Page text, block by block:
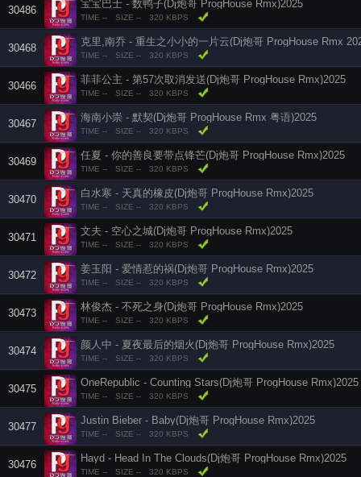
30486
宝宝巴士 - 数鸭子(Dj炮哥 ProgHouse Rmx)2025
TIME -- SIZE -- 320 KBPS
30468
克里,南乔 - 重生之小小的一片云(Dj炮哥 ProgHouse Rmx
TIME -- SIZE -- 320 KBPS
30466
菲菲公主 - 第57次取消发送(Dj炮哥 ProgHouse Rmx)2025
TIME -- SIZE -- 320 KBPS
30467
海南小崇 - 默契(Dj炮哥 ProgHouse Rmx 粤语)2025
TIME -- SIZE -- 320 KBPS
30469
任夏 - 你的善良要带点锋芒(Dj炮哥 ProgHouse Rmx)2025
TIME -- SIZE -- 320 KBPS
30470
白水寒 - 天真的橡皮(Dj炮哥 ProgHouse Rmx)2025
TIME -- SIZE -- 320 KBPS
30471
文夫 - 空心之城(Dj炮哥 ProgHouse Rmx)2025
TIME -- SIZE -- 320 KBPS
30472
姜玉阳 - 爱情惹的祸(Dj炮哥 ProgHouse Rmx)2025
TIME -- SIZE -- 320 KBPS
30473
林俊杰 - 不死之身(Dj炮哥 ProgHouse Rmx)2025
TIME -- SIZE -- 320 KBPS
30474
颜人中 - 夏夜最后的烟火(Dj炮哥 ProgHouse Rmx)2025
TIME -- SIZE -- 320 KBPS
30475
OneRepublic - Counting Stars(Dj炮哥 ProgHouse Rmx)2025
TIME -- SIZE -- 320 KBPS
30477
Justin Bieber - Baby(Dj炮哥 ProgHouse Rmx)2025
TIME -- SIZE -- 320 KBPS
30476
Hayd - Head In The Clouds(Dj炮哥 ProgHouse Rmx)2025
TIME -- SIZE -- 320 KBPS